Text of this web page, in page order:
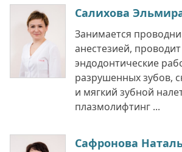
Салихова
Занимается
анестезией, проводит
эндодонтические
разрушенных зубов,
и мягкий зубной
плазмолифтинг ...
Сафронова